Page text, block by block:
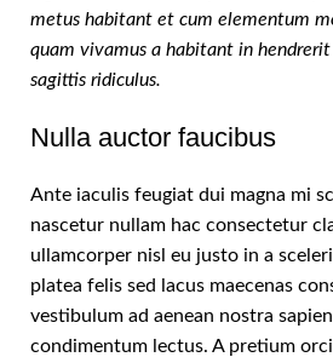
metus habitant et cum elementum
quam vivamus a habitant in
sagittis ridiculus.
Nulla auctor faucibus
Ante iaculis feugiat dui magna mi
nascetur nullam hac consectetur
ullamcorper nisl eu justo in a
platea felis sed lacus maecenas
vestibulum ad aenean nostra
condimentum lectus. A pretium